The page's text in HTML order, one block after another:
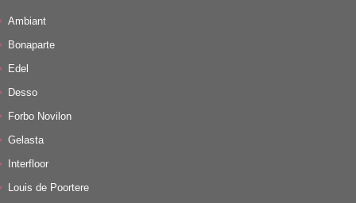
Ambiant
Bonaparte
Edel
Desso
Forbo Novilon
Gelasta
Interfloor
Louis de Poortere